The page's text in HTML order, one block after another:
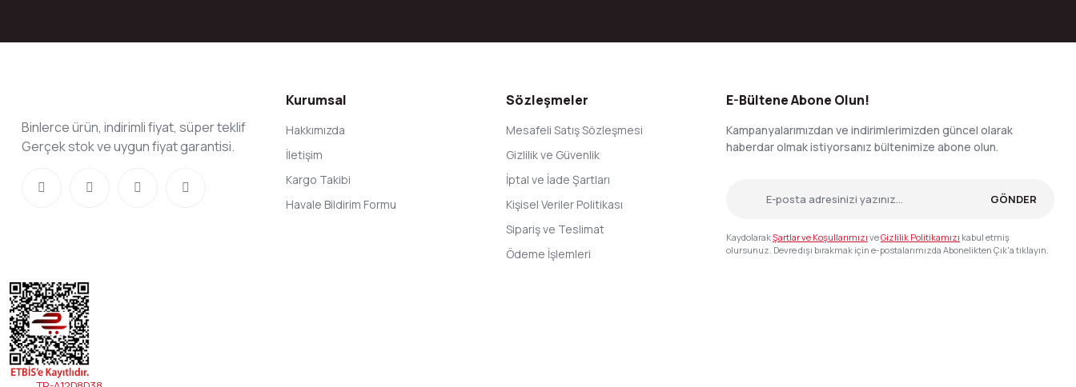
Binlerce ürün, indirimli fiyat, süper teklif
Gerçek stok ve uygun fiyat garantisi.
Kurumsal
Hakkımızda
İletişim
Kargo Takibi
Havale Bildirim Formu
Sözleşmeler
Mesafeli Satış Sözleşmesi
Gizlilik ve Güvenlik
İptal ve İade Şartları
Kişisel Veriler Politikası
Sipariş ve Teslimat
Ödeme İşlemleri
E-Bültene Abone Olun!
Kampanyalarımızdan ve indirimlerimizden güncel olarak
haberdar olmak istiyorsanız bültenimize abone olun.
GÖNDER
KaydolarakŞartlar ve Koşullarımızı veGizlilik Politikamızı kabul etmiş
olursunuz. Devre dışı bırakmak için e-postalarımızda Abonelikten Çık'a tıklayın.